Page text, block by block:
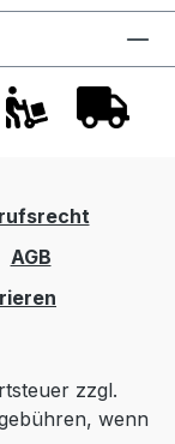
AGB
zzgl.
wenn